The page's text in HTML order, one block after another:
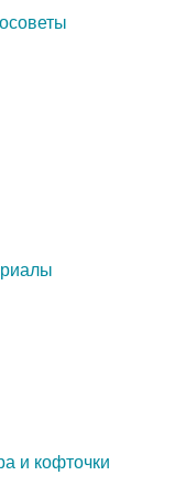
и кофточки